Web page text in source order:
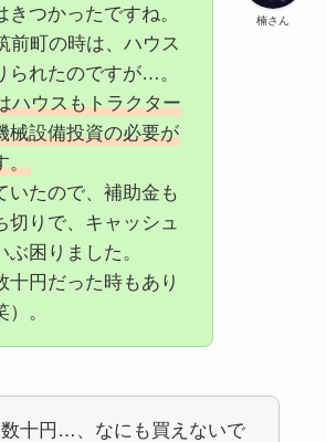
楠さん
きつかったですね。
前町の時は、ハウス
られたのですが…。
ハウスもトラクター
械設備投資の必要が
。
いたので、補助金も
切りで、キャッシュ
困りました。
十円だった時もあり
。
十円…、なにも買えないで